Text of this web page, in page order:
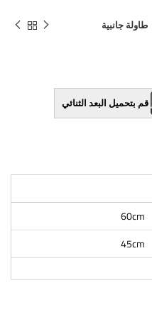
طاولة جانبية
قم بتحميل البعد الثنائي
60cm
45cm